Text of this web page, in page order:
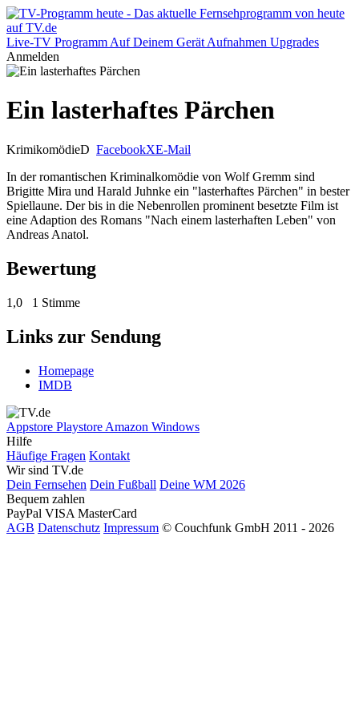
Live-TV Programm Auf Deinem Gerät Aufnahmen Upgrades
Anmelden
Ein lasterhaftes Pärchen
KrimikomödieD FacebookXE-Mail
In der romantischen Kriminalkomödie von Wolf Gremm sind
Brigitte Mira und Harald Juhnke ein "lasterhaftes Pärchen" in bester
Spiellaune. Der bis in die Nebenrollen prominent besetzte Film ist
eine Adaption des Romans "Nach einem lasterhaften Leben" von
Andreas Anatol.
Bewertung
1,0 1 Stimme
Links zur Sendung
Homepage
IMDB
Appstore Playstore Amazon Windows
Hilfe
Häufige Fragen Kontakt
Wir sind TV.de
Dein Fernsehen Dein Fußball Deine WM 2026
Bequem zahlen
PayPal VISA MasterCard
AGB Datenschutz Impressum © Couchfunk GmbH 2011 - 2026